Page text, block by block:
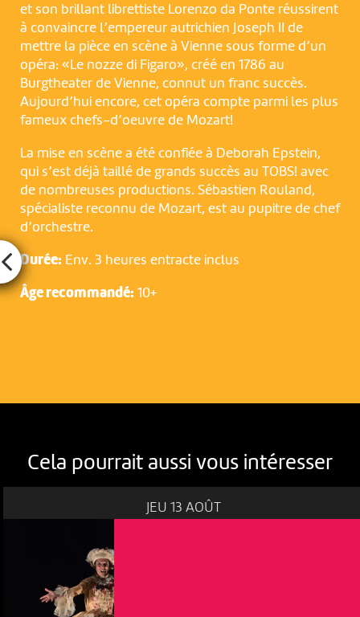
et son brillant librettiste Lorenzo da Ponte réussirent
à convaincre l’empereur autrichien Joseph II de
mettre la pièce en scène à Vienne sous forme d’un
opéra: «Le nozze di Figaro», créé en 1786 au
Burgtheater de Vienne, connut un franc succès.
Aujourd’hui encore, cet opéra compte parmi les plus
fameux chefs-d’oeuvre de Mozart!
La mise en scène a été confiée à Deborah Epstein,
qui s’est déjà taillé de grands succès au TOBS! avec
de nombreuses productions. Sébastien Rouland,
spécialiste reconnu de Mozart, est au pupitre de chef
d’orchestre.
Durée: Env. 3 heures entracte inclus
Âge recommandé: 10+
Cela pourrait aussi vous intéresser
JEU 13 AOÛT